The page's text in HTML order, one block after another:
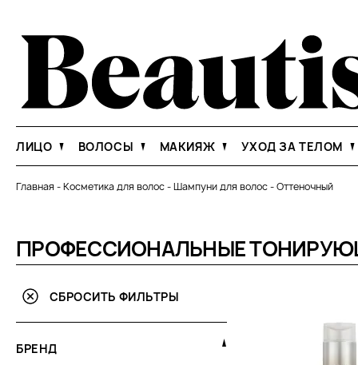
ЛИЦО ВОЛОСЫ МАКИЯЖ УХОД ЗА ТЕЛОМ
Главная -Косметика для волос-Шампуни для волос-Оттеночный
ПРОФЕССИОНАЛЬНЫЕ
СБРОСИТЬ ФИЛЬТРЫ
БРЕНД